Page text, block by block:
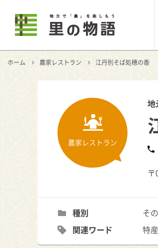
ホーム 農家レストラン 江丹別そば処穂の香
農家レストラン
地
種別
そ
関連ワード
特